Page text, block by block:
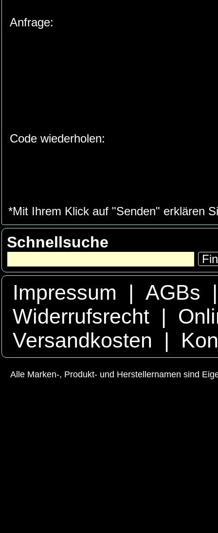
Anfrage:
Code wiederholen:
*Mit Ihrem Klick auf "Senden" erklären
Schnellsuche
Impressum | AGBs
Widerrufsrecht |
Versandkosten
|
Alle Marken-, Produkt- und Herstellernamen sind